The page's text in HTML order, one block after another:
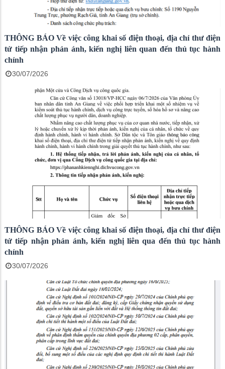
THÔNG BÁO Về việc công khai số điện thoại, địa chỉ thư điện
tử tiếp nhận phản ánh, kiến nghị liên quan đến thủ tục hành
chính
30/07/2026
THÔNG BÁO Về việc công khai số điện thoại, địa chỉ thư điện
tử tiếp nhận phản ánh, kiến nghị liên qua đến thủ tục hành
chính
30/07/2026